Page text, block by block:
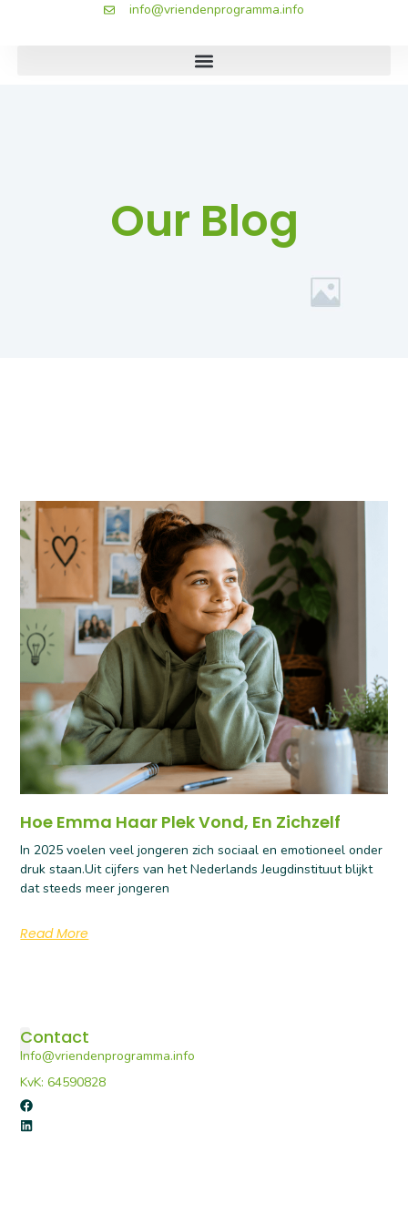
info@vriendenprogramma.info
Our Blog
Hoe Emma Haar Plek Vond, En Zichzelf
In 2025 voelen veel jongeren zich sociaal en emotioneel onder
druk staan.Uit cijfers van het Nederlands Jeugdinstituut blijkt
dat steeds meer jongeren
Read More
Contact
Info@vriendenprogramma.info
KvK: 64590828